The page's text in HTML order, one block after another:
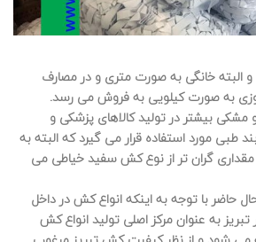
و البته خانگی به صورت متری و در مصارف
به صورت کیلویی به فروش می رسد.
بیشتر در تولید کالاهای پزشکی و
طبی مورد استفاده قرار می گیرد که البته به
مقداری گران تر از نوع کش سفید خیاطی می
حاضر با توجه به اینکه انواع کش در داخل
به عنوان مرکز اصلی تولید انواع کش